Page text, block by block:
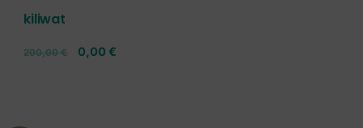
kiliwat
200,00€ 0,00 €